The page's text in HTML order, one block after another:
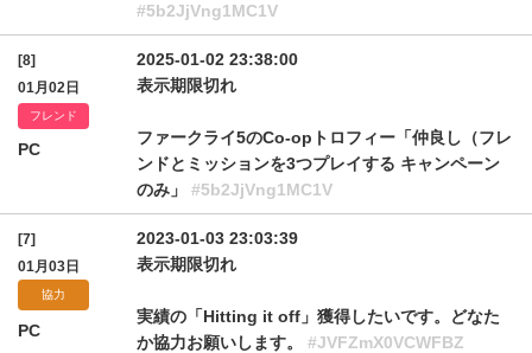
#5b2JjVng1MC1V
[8]
01月02日
フレンド
PC
2025-01-02 23:38:00
表示期限切れ
ファークライ5のCo-opトロフィー「仲良し（フレ
ンドとミッションを3つプレイする キャンペーン
のみ」 #5b2JjVng1MC1V
[7]
01月03日
協力
PC
2023-01-03 23:03:39
表示期限切れ
実績の「Hitting it off」獲得したいです。どなた
か協力お願いします。 #JVFZmX0VCWFBZ